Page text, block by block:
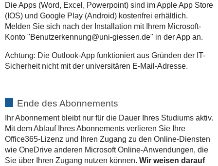
Die Apps (Word, Excel, Powerpoint) sind im Apple App Store
(IOS) und Google Play (Android) kostenfrei erhältlich.
Melden Sie sich nach der Installation mit Ihrem Microsoft-
Konto "Benutzerkennung@uni-giessen.de" in der App an.
Achtung: Die Outlook-App funktioniert aus Gründen der IT-
Sicherheit nicht mit der universitären E-Mail-Adresse.
Ende des Abonnements
Ihr Abonnement bleibt nur für die Dauer Ihres Studiums aktiv.
Mit dem Ablauf Ihres Abonnements verlieren Sie Ihre
Office365-Lizenz und Ihren Zugang zu den Online-Diensten
wie OneDrive anderen Microsoft Online-Anwendungen, die
Sie über Ihren Zugang nutzen können. Wir weisen darauf